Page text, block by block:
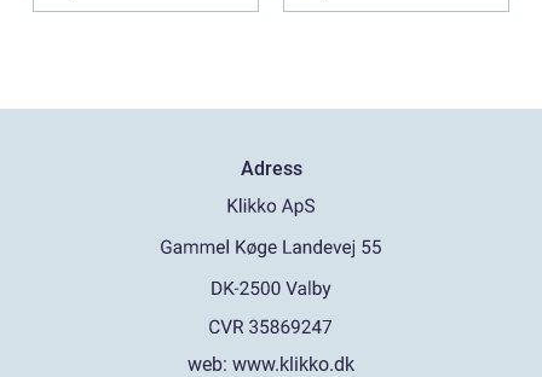
Adress
web: www.klikko.dk